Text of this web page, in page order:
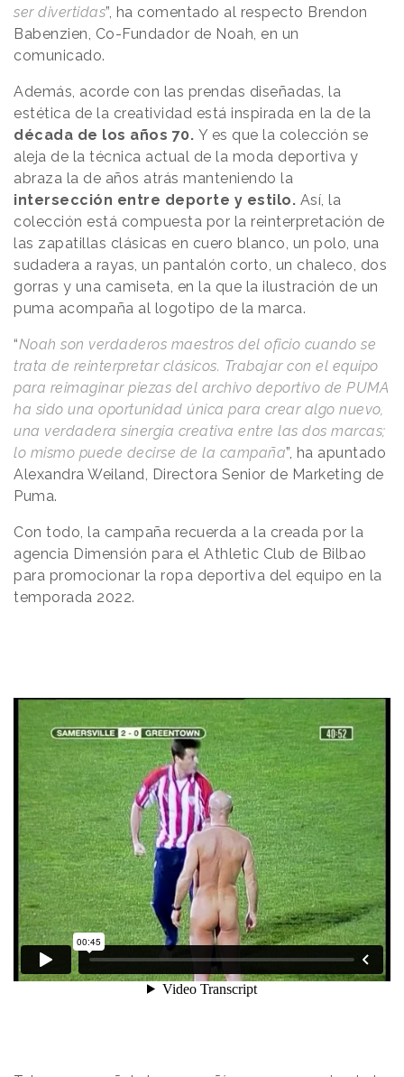
ser divertidas”, ha comentado al respecto Brendon
Babenzien, Co-Fundador de Noah, en un
comunicado.
Además, acorde con las prendas diseñadas, la
estética de la creatividad está inspirada en la de la
década de los años 70. Y es que la colección se
aleja de la técnica actual de la moda deportiva y
abraza la de años atrás manteniendo la
intersección entre deporte y estilo. Así, la
colección está compuesta por la reinterpretación de
las zapatillas clásicas en cuero blanco, un polo, una
sudadera a rayas, un pantalón corto, un chaleco, dos
gorras y una camiseta, en la que la ilustración de un
puma acompaña al logotipo de la marca.
“Noah son verdaderos maestros del oficio cuando se
trata de reinterpretar clásicos. Trabajar con el equipo
para reimaginar piezas del archivo deportivo de PUMA
ha sido una oportunidad única para crear algo nuevo,
una verdadera sinergia creativa entre las dos marcas;
lo mismo puede decirse de la campaña”, ha apuntado
Alexandra Weiland, Directora Senior de Marketing de
Puma.
Con todo, la campaña recuerda a la creada por la
agencia Dimensión para el Athletic Club de Bilbao
para promocionar la ropa deportiva del equipo en la
temporada 2022.